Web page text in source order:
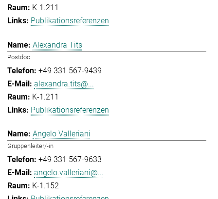
K-1.211
Publikationsreferenzen
Alexandra Tits
Postdoc
+49 331 567-9439
alexandra.tits@...
K-1.211
Publikationsreferenzen
Angelo Valleriani
Gruppenleiter/-in
+49 331 567-9633
angelo.valleriani@...
K-1.152